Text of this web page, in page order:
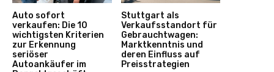
Auto sofort
verkaufen: Die 10
wichtigsten Kriterien
zur Erkennung
seriöser
Autoankäufer im
Stuttgart als
Verkaufsstandort für
Gebrauchtwagen:
Marktkenntnis und
deren Einfluss auf
Preisstrategien